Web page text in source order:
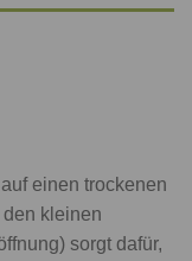
einen trockenen
kleinen
sorgt dafür,